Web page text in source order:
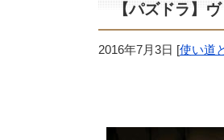
【パズドラ】
2016年7月3日 [使い道